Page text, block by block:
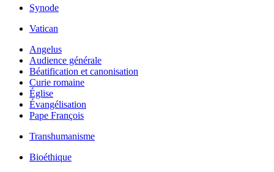
Synode
Vatican
Angelus
Audience générale
Béatification et canonisation
Curie romaine
Église
Évangélisation
Pape François
Transhumanisme
Bioéthique